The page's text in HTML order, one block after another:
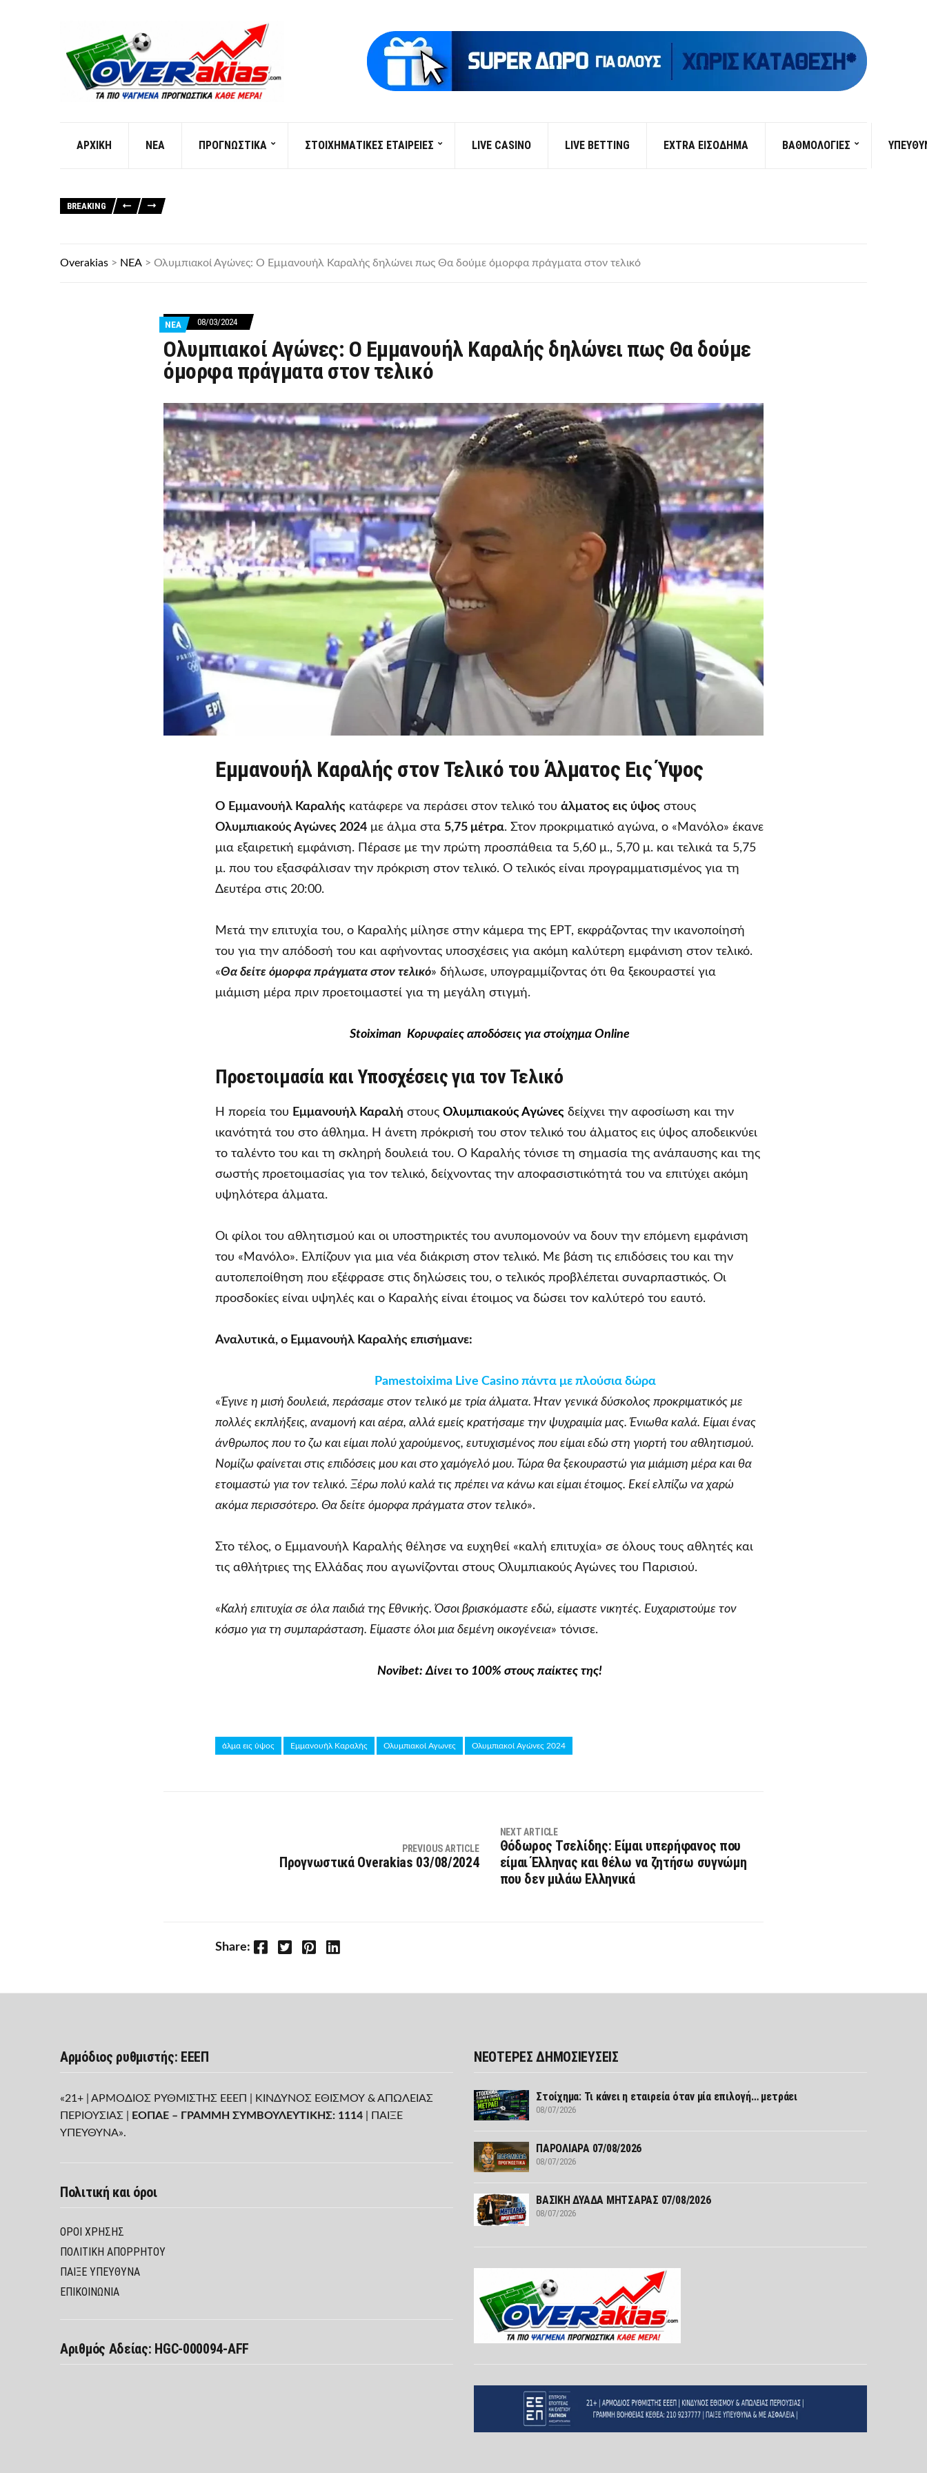
AΡXIKH ΝΕΑ ΠΡΟΓΝΩΣΤΙΚΑ ΣΤΟΙΧΗΜΑΤΙΚΕΣ ΕΤΑΙΡΕΙΕΣ LIVE CASINO LIVE BETTING EXTRA ΕΙΣΟΔΗΜΑ ΒΑΘΜΟΛΟΓΙΕΣ
BREAKING
Overakias > ΝΕΑ > Ολυμπιακοί Αγώνες: O Εμμανουήλ Καραλής δηλώνει πως Θα δούμε όμορφα πράγματα στον τελικό
ΝΕΑ 08/03/2024
Ολυμπιακοί Αγώνες: O Εμμανουήλ Καραλής δηλώνει πως Θα δούμε
όμορφα πράγματα στον τελικό
Εμμανουήλ Καραλής στον Τελικό του Άλματος Εις Ύψος
Ο Εμμανουήλ Καραλής κατάφερε να περάσει στον τελικό του άλματος εις ύψος στους
Ολυμπιακούς Αγώνες 2024 με άλμα στα 5,75 μέτρα. Στον προκριματικό αγώνα, ο «Μανόλο» έκανε
μια εξαιρετική εμφάνιση. Πέρασε με την πρώτη προσπάθεια τα 5,60 μ., 5,70 μ. και τελικά τα 5,75
μ. που του εξασφάλισαν την πρόκριση στον τελικό. Ο τελικός είναι προγραμματισμένος για τη
Δευτέρα στις 20:00.
Μετά την επιτυχία του, ο Καραλής μίλησε στην κάμερα της ΕΡΤ, εκφράζοντας την ικανοποίησή
του για την απόδοσή του και αφήνοντας υποσχέσεις για ακόμη καλύτερη εμφάνιση στον τελικό.
«Θα δείτε όμορφα πράγματα στον τελικό» δήλωσε, υπογραμμίζοντας ότι θα ξεκουραστεί για
μιάμιση μέρα πριν προετοιμαστεί για τη μεγάλη στιγμή.
Stoiximan Κορυφαίες αποδόσεις για στοίχημα Online
Προετοιμασία και Υποσχέσεις για τον Τελικό
Η πορεία του Εμμανουήλ Καραλή στους Ολυμπιακούς Αγώνες δείχνει την αφοσίωση και την
ικανότητά του στο άθλημα. Η άνετη πρόκρισή του στον τελικό του άλματος εις ύψος αποδεικνύει
το ταλέντο του και τη σκληρή δουλειά του. Ο Καραλής τόνισε τη σημασία της ανάπαυσης και της
σωστής προετοιμασίας για τον τελικό, δείχνοντας την αποφασιστικότητά του να επιτύχει ακόμη
υψηλότερα άλματα.
Οι φίλοι του αθλητισμού και οι υποστηρικτές του ανυπομονούν να δουν την επόμενη εμφάνιση
του «Μανόλο». Ελπίζουν για μια νέα διάκριση στον τελικό. Με βάση τις επιδόσεις του και την
αυτοπεποίθηση που εξέφρασε στις δηλώσεις του, ο τελικός προβλέπεται συναρπαστικός. Οι
προσδοκίες είναι υψηλές και ο Καραλής είναι έτοιμος να δώσει τον καλύτερό του εαυτό.
Αναλυτικά, ο Εμμανουήλ Καραλής επισήμανε:
Pamestoixima Live Casino πάντα με πλούσια δώρα
«Έγινε η μισή δουλειά, περάσαμε στον τελικό με τρία άλματα. Ήταν γενικά δύσκολος προκριματικός με
πολλές εκπλήξεις, αναμονή και αέρα, αλλά εμείς κρατήσαμε την ψυχραιμία μας. Ένιωθα καλά. Είμαι ένας
άνθρωπος που το ζω και είμαι πολύ χαρούμενος, ευτυχισμένος που είμαι εδώ στη γιορτή του αθλητισμού.
Νομίζω φαίνεται στις επιδόσεις μου και στο χαμόγελό μου. Τώρα θα ξεκουραστώ για μιάμιση μέρα και θα
ετοιμαστώ για τον τελικό. Ξέρω πολύ καλά τις πρέπει να κάνω και είμαι έτοιμος. Εκεί ελπίζω να χαρώ
ακόμα περισσότερο. Θα δείτε όμορφα πράγματα στον τελικό».
Στο τέλος, ο Εμμανουήλ Καραλής θέλησε να ευχηθεί «καλή επιτυχία» σε όλους τους αθλητές και
τις αθλήτριες της Ελλάδας που αγωνίζονται στους Ολυμπιακούς Αγώνες του Παρισιού.
«Καλή επιτυχία σε όλα παιδιά της Εθνικής. Όσοι βρισκόμαστε εδώ, είμαστε νικητές. Ευχαριστούμε τον
κόσμο για τη συμπαράσταση. Είμαστε όλοι μια δεμένη οικογένεια» τόνισε.
Novibet: Δίνειτο100% στους παίκτες της!
άλμα εις ύψος Εμμανουήλ Καραλής Ολυμπιακοί Αγωνες Ολυμπιακοί Αγώνες 2024
PREVIOUS ARTICLE
Προγνωστικά Overakias 03/08/2024
NEXT ARTICLE
Θόδωρος Τσελίδης: Είμαι υπερήφανος που
είμαι Έλληνας και θέλω να ζητήσω συγνώμη
που δεν μιλάω Ελληνικά
Share: Facebook Twitter Pinterest LinkedIn
Αρμόδιος ρυθμιστής: ΕΕΕΠ
«21+ | ΑΡΜΟΔΙΟΣ ΡΥΘΜΙΣΤΗΣ ΕΕΕΠ | ΚΙΝΔΥΝΟΣ ΕΘΙΣΜΟΥ & ΑΠΩΛΕΙΑΣ
ΠΕΡΙΟΥΣΙΑΣ |
ΕΟΠΑΕ – ΓΡΑΜΜΗ ΣΥΜΒΟΥΛΕΥΤΙΚΗΣ: 1114 | ΠΑΙΞΕ
ΥΠΕΥΘΥΝΑ».
Πολιτική και όροι
ΌΡΟΙ ΧΡΉΣΗΣ
ΠΟΛΙΤΙΚΉ ΑΠΟΡΡΉΤΟΥ
ΠΑΊΞΕ ΥΠΕΎΘΥΝΑ
ΕΠΙΚΟΙΝΩΝΙΑ
Αριθμός Αδείας: HGC-000094-AFF
ΝΕΟΤΕΡΕΣ ΔΗΜΟΣΙΕΥΣΕΙΣ
Στοίχημα: Τι κάνει η εταιρεία όταν μία επιλογή… μετράει
08/07/2026
ΠΑΡΟΛΙΑΡΑ 07/08/2026
08/07/2026
ΒΑΣΙΚΗ ΔΥΑΔΑ ΜΗΤΣΑΡΑΣ 07/08/2026
08/07/2026